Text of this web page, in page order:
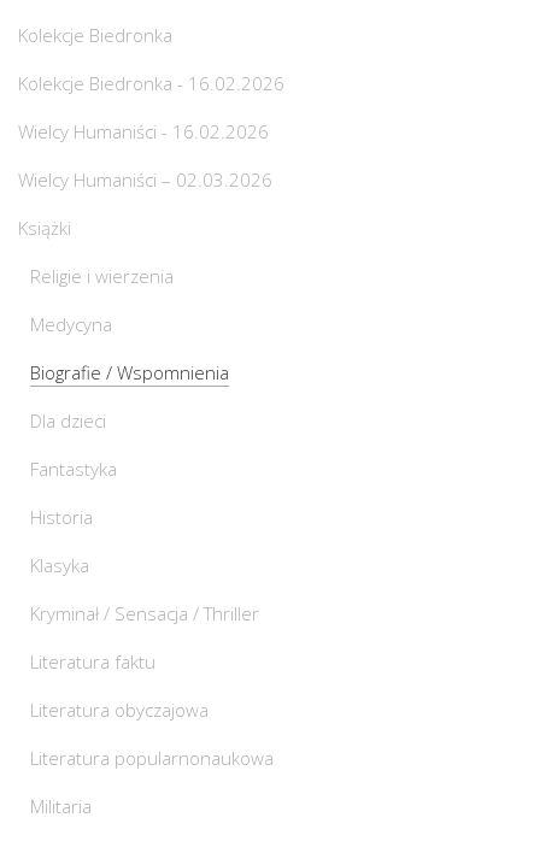
Kolekcje Biedronka
Kolekcje Biedronka - 16.02.2026
Wielcy Humaniści - 16.02.2026
Wielcy Humaniści – 02.03.2026
Książki
Religie i wierzenia
Medycyna
Biografie / Wspomnienia
Dla dzieci
Fantastyka
Historia
Klasyka
Kryminał / Sensacja / Thriller
Literatura faktu
Literatura obyczajowa
Literatura popularnonaukowa
Militaria